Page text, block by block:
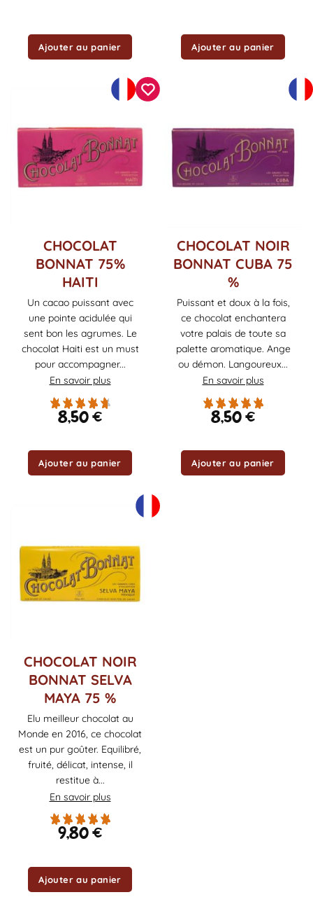
Ajouter au panier Ajouter au panier
CHOCOLAT
BONNAT 75%
HAITI
Un cacao puissant avec
une pointe acidulée qui
sent bon les agrumes. Le
chocolat Haiti est un must
pour accompagner...
En savoir plus
8,50€
Ajouter au panier
CHOCOLAT NOIR
BONNAT CUBA 75
%
Puissant et doux à la fois,
ce chocolat enchantera
votre palais de toute sa
palette aromatique. Ange
ou démon. Langoureux...
En savoir plus
8,50€
Ajouter au panier
CHOCOLAT NOIR
BONNAT SELVA
MAYA 75 %
Elu meilleur chocolat au
Monde en 2016, ce chocolat
est un pur goûter. Equilibré,
fruité, délicat, intense, il
restitue à...
En savoir plus
9,80€
Ajouter au panier